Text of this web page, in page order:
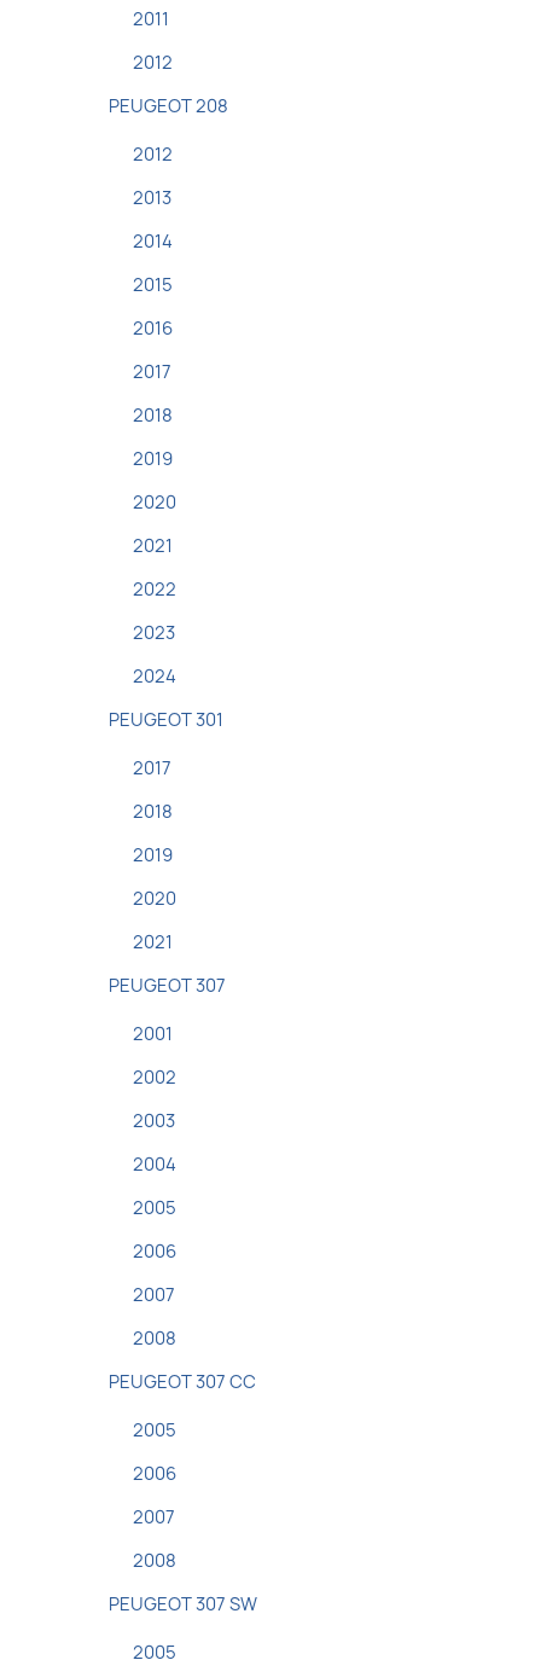
2011
2012
PEUGEOT 208
2012
2013
2014
2015
2016
2017
2018
2019
2020
2021
2022
2023
2024
PEUGEOT 301
2017
2018
2019
2020
2021
PEUGEOT 307
2001
2002
2003
2004
2005
2006
2007
2008
PEUGEOT 307 CC
2005
2006
2007
2008
PEUGEOT 307 SW
2005